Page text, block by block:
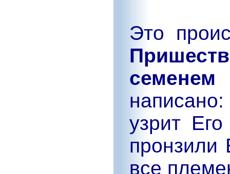
Это
семенем
узрит
пронзили
все